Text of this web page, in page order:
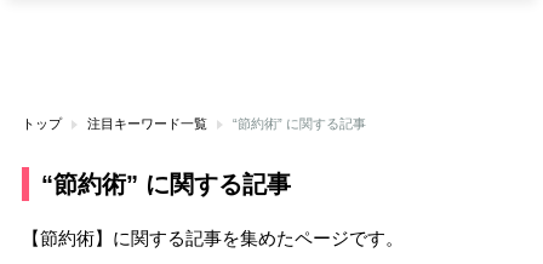
トップ 注目キーワード一覧 “節約術” に関する記事
“節約術” に関する記事
【節約術】に関する記事を集めたページです。